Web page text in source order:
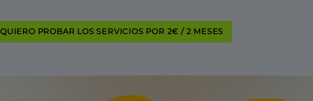
QUIERO PROBAR LOS SERVICIOS POR 2€ / 2 MESES